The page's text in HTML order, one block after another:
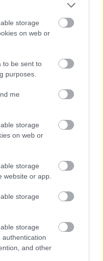
storage
on web or
to be sent to
purposes.
me
storage
on web or
storage
website or app.
storage
storage
authentication
and other
állása is megszűnik.
sorsa azzal
amikor a Fidesz
A városvezetés, élén
számos
név helyett
is Győrből
fordulása:
silányított
az az oka, hogy a cég
vált, kifutottak a
szerint csak 2025-
kapott a